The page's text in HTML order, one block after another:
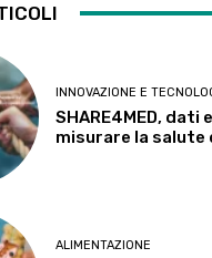
INNOVAZIONE E
SHARE4MED, dati
misurare la salute
ALIMENTAZIONE